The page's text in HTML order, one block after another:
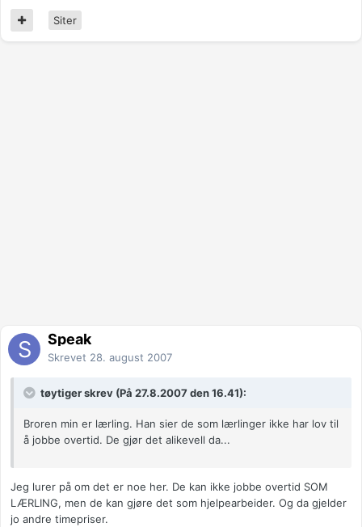
Siter
Speak
Skrevet 28. august 2007
tøytiger skrev (På 27.8.2007 den 16.41):
Broren min er lærling. Han sier de som lærlinger ikke har lov til
å jobbe overtid. De gjør det alikevell da...
Jeg lurer på om det er noe her. De kan ikke jobbe overtid SOM
LÆRLING, men de kan gjøre det som hjelpearbeider. Og da gjelder
jo andre timepriser.